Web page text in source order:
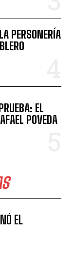
PERSONERÍA
EL
POVEDA
EL